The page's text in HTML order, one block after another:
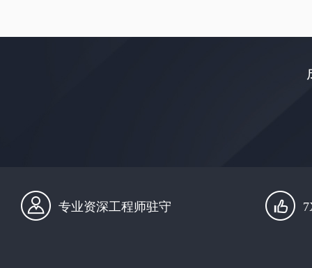
专业资深工程师驻守